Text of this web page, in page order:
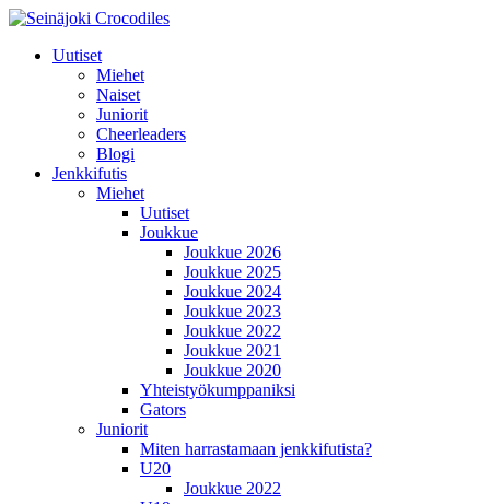
Uutiset
Miehet
Naiset
Juniorit
Cheerleaders
Blogi
Jenkkifutis
Miehet
Uutiset
Joukkue
Joukkue 2026
Joukkue 2025
Joukkue 2024
Joukkue 2023
Joukkue 2022
Joukkue 2021
Joukkue 2020
Yhteistyökumppaniksi
Gators
Juniorit
Miten harrastamaan jenkkifutista?
U20
Joukkue 2022